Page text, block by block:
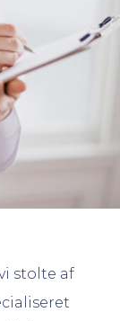
stolte af